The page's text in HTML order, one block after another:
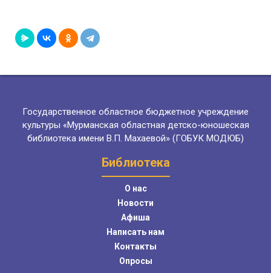
Государственное областное бюджетное учреждение
культуры «Мурманская областная детско-юношеская
библиотека имени В.П. Махаевой» (ГОБУК МОДЮБ)
Библиотека
О нас
Новости
Афиша
Написать нам
Контакты
Опросы